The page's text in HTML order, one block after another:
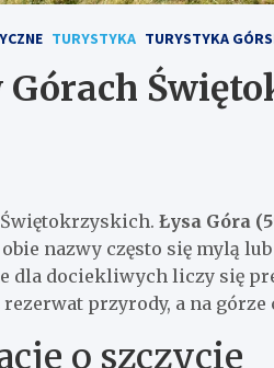
TURYSTYKA TURYSTYKA
Łysa Góra
nazwy często się mylą
dociekliwych liczy się
przyrody, a na
o szczycie